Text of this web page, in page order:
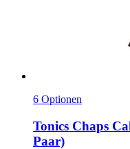
6 Optionen
Tonics Chaps
Paar)